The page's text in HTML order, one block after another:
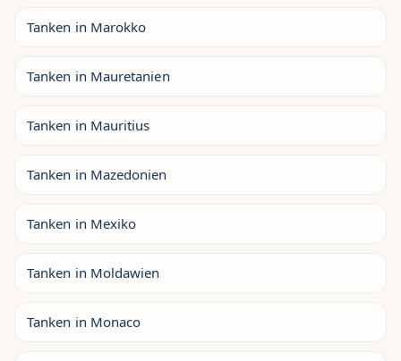
Tanken in Marokko
Tanken in Mauretanien
Tanken in Mauritius
Tanken in Mazedonien
Tanken in Mexiko
Tanken in Moldawien
Tanken in Monaco